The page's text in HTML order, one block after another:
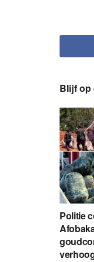
Blijf op
Politie